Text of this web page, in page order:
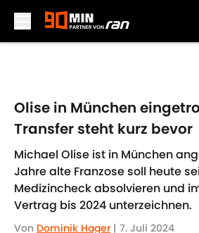
Olise in München
Transfer steht kurz bevor
Michael Olise ist in München
Jahre alte Franzose soll heute
Medizincheck absolvieren und
Vertrag bis 2024 unterzeichnen.
Von Dominik Hager | 7. Juli 2024